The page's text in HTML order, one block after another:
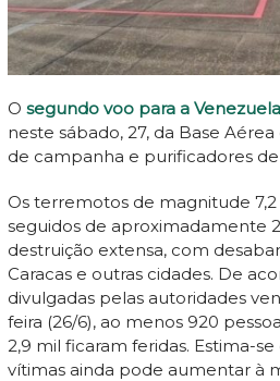
O segundo voo para a Venezuela
neste sábado, 27, da Base
de campanha e purificadores de
Os terremotos de magnitude 7,2
seguidos de aproximadamente
destruição extensa, com
Caracas e outras cidades. De
divulgadas pelas autoridades
feira (26/6), ao menos 920
2,9 mil ficaram feridas. Estima-
vítimas ainda pode aumentar à